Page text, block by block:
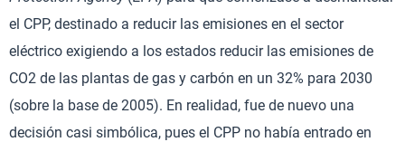
el CPP, destinado a reducir las emisiones en el sector
eléctrico exigiendo a los estados reducir las emisiones de
CO2 de las plantas de gas y carbón en un 32% para 2030
(sobre la base de 2005). En realidad, fue de nuevo una
decisión casi simbólica, pues el CPP no había entrado en